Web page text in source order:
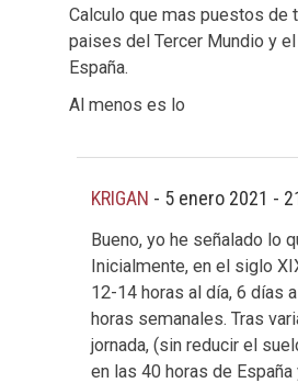
Calculo que mas puestos de
paises del Tercer Mundio y
España.
Al menos es lo
KRIGAN - 5 enero 2021 -
Bueno, yo he señalado lo
Inicialmente, en el siglo
12-14 horas al día, 6 días
horas semanales. Tras
jornada, (sin reducir el
en las 40 horas de España